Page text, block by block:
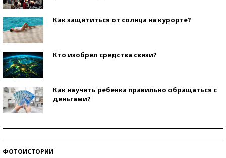
Как защититься от солнца на курорте?
Кто изобрел средства связи?
Как научить ребенка правильно обращаться с
деньгами?
ФОТОИСТОРИИ